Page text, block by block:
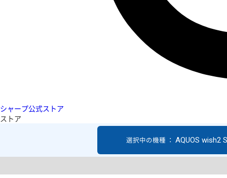
シャープ公式ストア
ストア
選択中の機種 ： AQUOS wish2